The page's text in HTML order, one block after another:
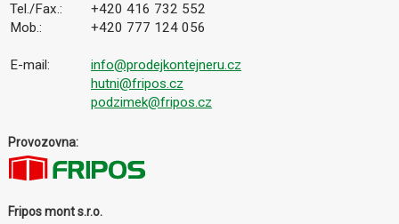
Tel./Fax.:
+420 416 732 552
Mob.:
+420 777 124 056
E-mail:
info@prodejkontejneru.cz
hutni@fripos.cz
podzimek@fripos.cz
Provozovna:
Fripos mont s.r.o.